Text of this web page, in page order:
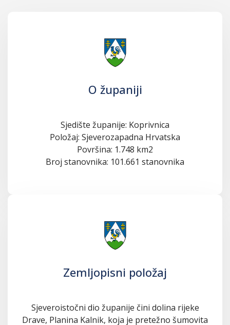
O županiji
Sjedište županije: Koprivnica
Položaj: Sjeverozapadna Hrvatska
Površina: 1.748 km2
Broj stanovnika: 101.661 stanovnika
Zemljopisni položaj
Sjeveroistočni dio županije čini dolina rijeke
Drave, Planina Kalnik, koja je pretežno šumovita